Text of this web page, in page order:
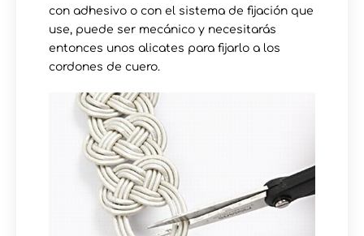
con adhesivo o con el sistema de fijación que
use, puede ser mecánico y necesitarás
entonces unos alicates para fijarlo a los
cordones de cuero.